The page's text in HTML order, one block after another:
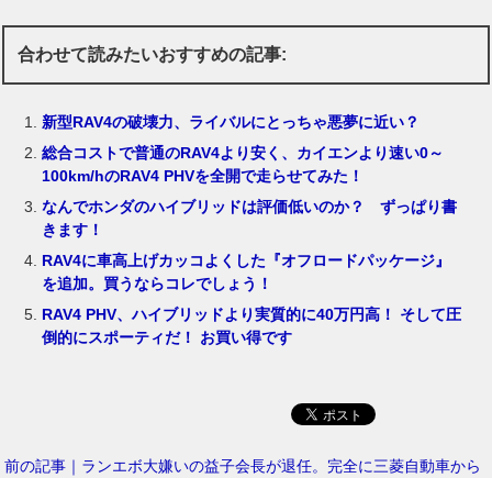
合わせて読みたいおすすめの記事:
新型RAV4の破壊力、ライバルにとっちゃ悪夢に近い？
総合コストで普通のRAV4より安く、カイエンより速い0～
100km/hのRAV4 PHVを全開で走らせてみた！
なんでホンダのハイブリッドは評価低いのか？ ずっぱり書
きます！
RAV4に車高上げカッコよくした『オフロードパッケージ』
を追加。買うならコレでしょう！
RAV4 PHV、ハイブリッドより実質的に40万円高！ そして圧
倒的にスポーティだ！ お買い得です
前の記事｜ランエボ大嫌いの益子会長が退任。完全に三菱自動車から